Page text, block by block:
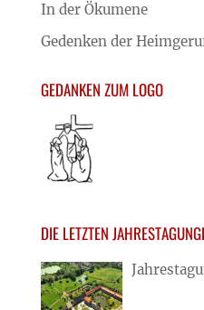
In der Ökumene
Gedenken der
GEDANKEN ZUM LOGO
DIE LETZTEN